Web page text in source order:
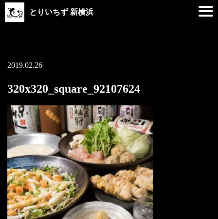
とりいちず 新横浜
2019.02.26
320x320_square_92107624